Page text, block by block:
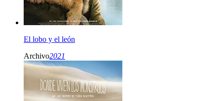
El lobo y el león
Archivo2021